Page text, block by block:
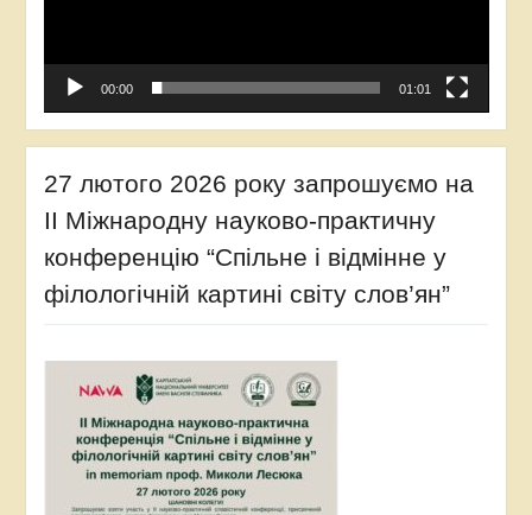
00:00 01:01
27 лютого 2026 року запрошуємо на
ІІ Міжнародну науково-практичну
конференцію “Спільне і відмінне у
філологічній картині світу слов’ян”